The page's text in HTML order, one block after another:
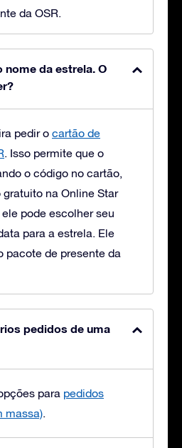
da OSR.
nome da estrela. O
pedir o cartão de
. Isso permite que o
o código no cartão,
na Online Star
pode escolher seu
para a estrela. Ele
pacote de presente da
pedidos de uma
para pedidos
massa).